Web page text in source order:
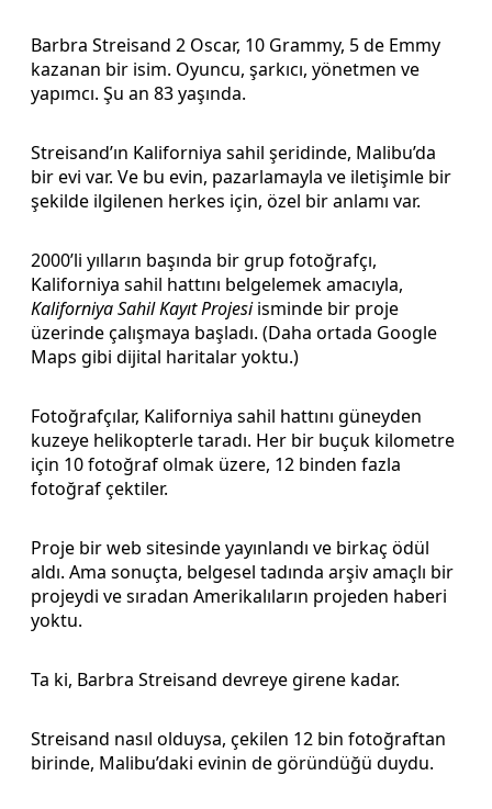
Barbra Streisand 2 Oscar, 10 Grammy, 5 de Emmy
kazanan bir isim. Oyuncu, şarkıcı, yönetmen ve
yapımcı. Şu an 83 yaşında.
Streisand’ın Kaliforniya sahil şeridinde, Malibu’da
bir evi var. Ve bu evin, pazarlamayla ve iletişimle bir
şekilde ilgilenen herkes için, özel bir anlamı var.
2000’li yılların başında bir grup fotoğrafçı,
Kaliforniya sahil hattını belgelemek amacıyla,
Kaliforniya Sahil Kayıt Projesiisminde bir proje
üzerinde çalışmaya başladı. (Daha ortada Google
Maps gibi dijital haritalar yoktu.)
Fotoğrafçılar, Kaliforniya sahil hattını güneyden
kuzeye helikopterle taradı. Her bir buçuk kilometre
için 10 fotoğraf olmak üzere, 12 binden fazla
fotoğraf çektiler.
Proje bir web sitesinde yayınlandı ve birkaç ödül
aldı. Ama sonuçta, belgesel tadında arşiv amaçlı bir
projeydi ve sıradan Amerikalıların projeden haberi
yoktu.
Ta ki, Barbra Streisand devreye girene kadar.
Streisand nasıl olduysa, çekilen 12 bin fotoğraftan
birinde, Malibu’daki evinin de göründüğü duydu.